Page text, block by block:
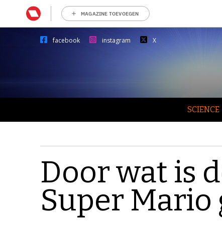
MAGAZINE TOEVOEGEN
facebook instagram X
SCIENCE
Door wat is
Super Mario